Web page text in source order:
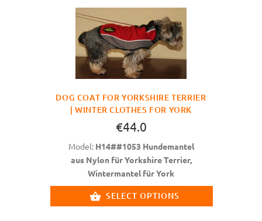
DOG COAT FOR YORKSHIRE TERRIER
| WINTER CLOTHES FOR YORK
€44.0
Model: H14##1053 Hundemantel
aus Nylon für Yorkshire Terrier,
Wintermantel für York
SELECT OPTIONS